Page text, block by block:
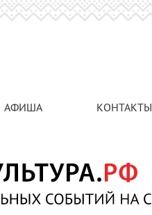
АФИША КОНТАКТЫ